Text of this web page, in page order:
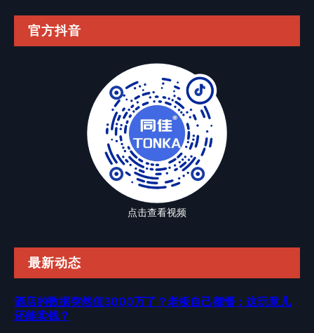
官方抖音
点击查看视频
最新动态
酒店的数据突然值3000万了？老板自己都懵：这玩意儿
还能卖钱？